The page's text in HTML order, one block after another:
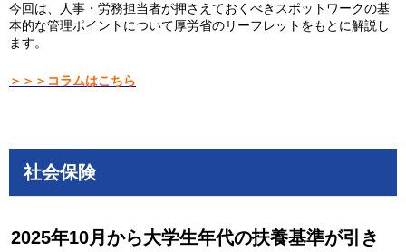
今回は、人事・労務担当者が押さえておくべきスポットワークの基
本的な管理ポイントについて厚労省のリーフレットをもとに解説し
ます。
＞＞＞コラムはこちら
社会保険
2025年10月から大学生年代の扶養基準が引き